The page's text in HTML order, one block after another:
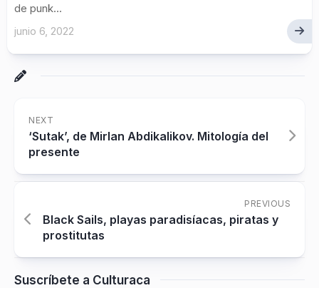
de punk...
junio 6, 2022
NEXT
‘Sutak’, de Mirlan Abdikalikov. Mitología del
presente
PREVIOUS
Black Sails, playas paradisíacas, piratas y
prostitutas
Suscríbete a Culturaca